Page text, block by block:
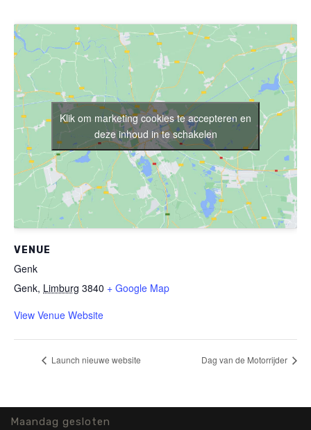
VENUE
Genk
Genk, Limburg 3840 + Google Map
View Venue Website
Klik om marketing cookies te accepteren en
deze inhoud in te schakelen
Launch nieuwe website Dag van de Motorrijder
Maandag gesloten